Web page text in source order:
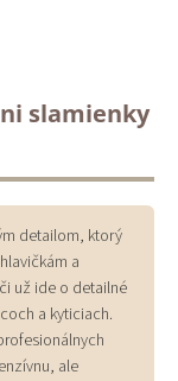
slamienky
detailom, ktorý
a
už ide o detailné
a kyticiach.
ale